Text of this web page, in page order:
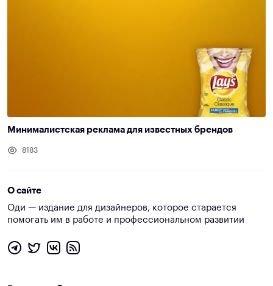
Минималистская реклама для известных брендов
8183
О сайте
Оди — издание для дизайнеров, которое старается
помогать им в работе и профессиональном развитии